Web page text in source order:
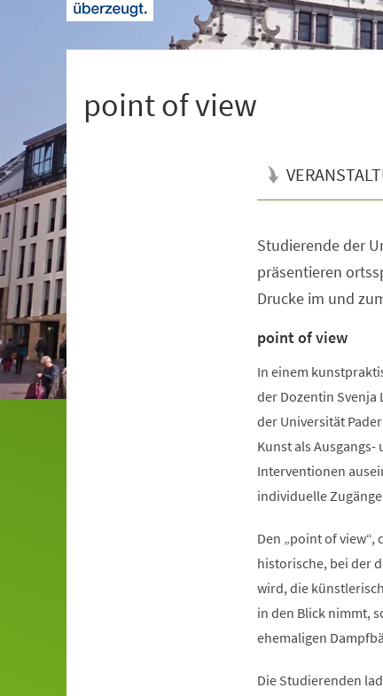
point of view
Studierende der
präsentieren
Drucke im und
point of view
In einem
der Dozentin Svenja
der Universität
Kunst als
Interventionen
individuelle
Den „point of
historische, bei der
wird, die
in den Blick nimmt,
ehemaligen
Die Studierenden